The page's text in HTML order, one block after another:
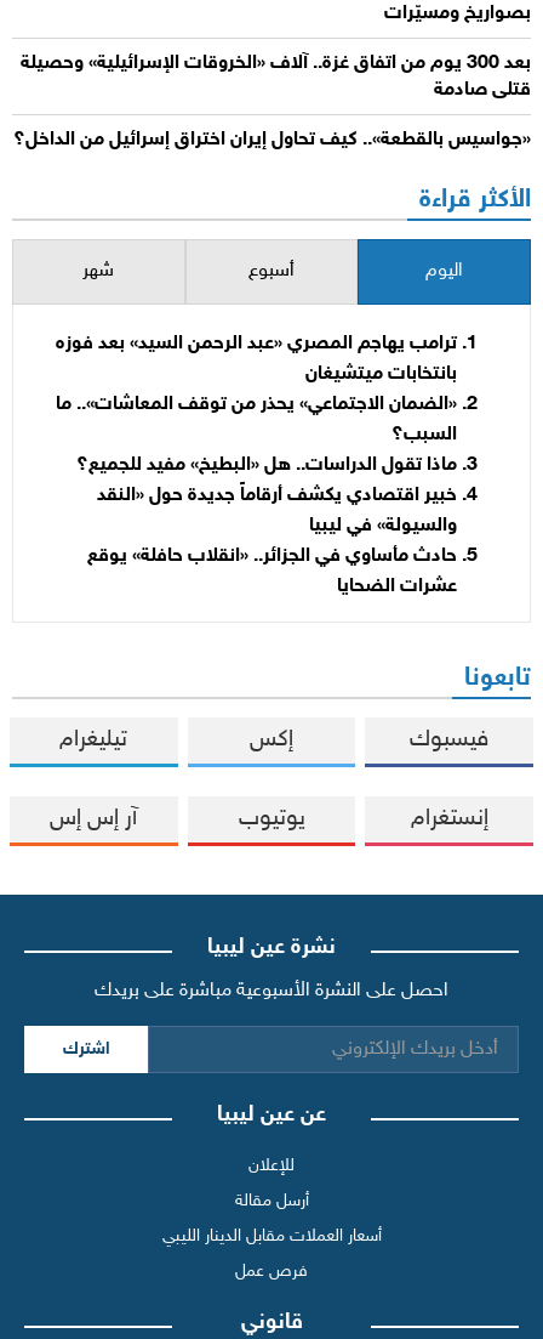
بصواريخ ومسيّرات
بعد 300 يوم من اتفاق غزة.. آلاف «الخروقات الإسرائيلية» وحصيلة
قتلى صادمة
«جواسيس بالقطعة».. كيف تحاول إيران اختراق إسرائيل من الداخل؟
الأكثر قراءة
اليوم أسبوع شهر
ترامب يهاجم المصري «عبد الرحمن السيد» بعد فوزه
بانتخابات ميتشيغان
«الضمان الاجتماعي» يحذر من توقف المعاشات».. ما
السبب؟
ماذا تقول الدراسات.. هل «البطيخ» مفيد للجميع؟
خبير اقتصادي يكشف أرقاماً جديدة حول «النقد
والسيولة» في ليبيا
حادث مأساوي في الجزائر.. «انقلاب حافلة» يوقع
عشرات الضحايا
تابعونا
فيسبوك إكس تيليغرام
إنستغرام يوتيوب آر إس إس
نشرة عين ليبيا
احصل على النشرة الأسبوعية مباشرة على بريدك
اشترك
عن عين ليبيا
للإعلان
أرسل مقالة
أسعار العملات مقابل الدينار الليبي
فرص عمل
قانوني